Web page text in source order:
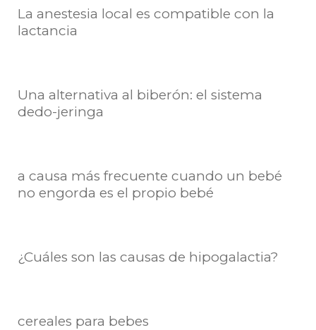
La anestesia local es compatible con la
lactancia
Una alternativa al biberón: el sistema
dedo-jeringa
a causa más frecuente cuando un bebé
no engorda es el propio bebé
¿Cuáles son las causas de hipogalactia?
cereales para bebes